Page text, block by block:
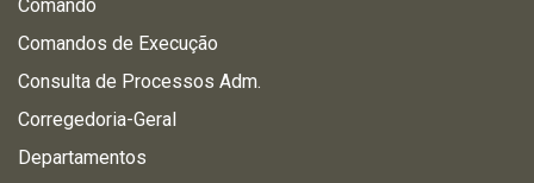
Comando
Comandos de Execução
Consulta de Processos Adm.
Corregedoria-Geral
Departamentos